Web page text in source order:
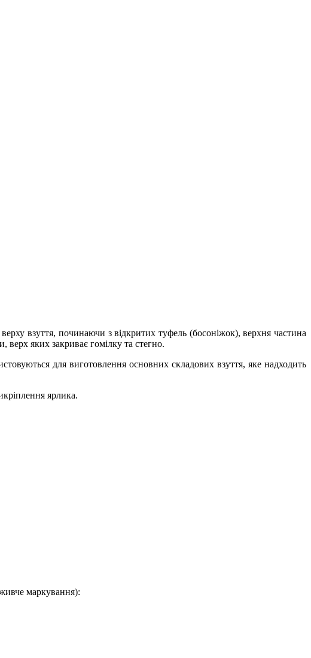
взуття, починаючи з відкритих туфель (босоніжок), верхня частина
верх яких закриває гомілку та стегно.
для виготовлення основних складових взуття, яке надходить
ярлика.
маркування):